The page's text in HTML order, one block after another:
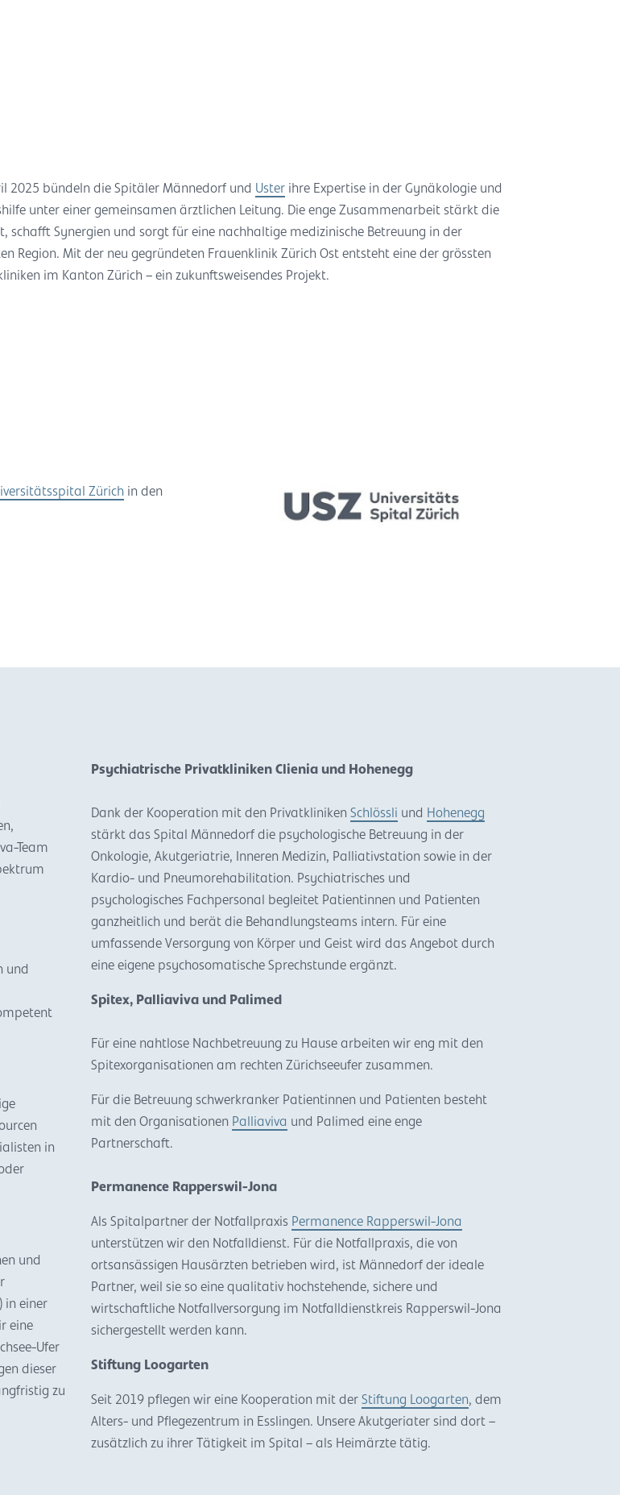
2025 bündeln die Spitäler Männedorf und Uster ihre Expertise in der Gynäkologie und
unter einer gemeinsamen ärztlichen Leitung. Die enge Zusammenarbeit stärkt die
schafft Synergien und sorgt für eine nachhaltige medizinische Betreuung in der
Region. Mit der neu gegründeten Frauenklinik Zürich Ost entsteht eine der grössten
im Kanton Zürich – ein zukunftsweisendes Projekt.
Zürich in den
Team
und
in
und
) in einer
eine
Ufer
dieser
zu
Psychiatrische Privatkliniken Clienia und Hohenegg
Dank der Kooperation mit den Privatkliniken Schlössli und Hohenegg
stärkt das Spital Männedorf die psychologische Betreuung in der
Onkologie, Akutgeriatrie, Inneren Medizin, Palliativstation sowie in der
Kardio- und Pneumorehabilitation. Psychiatrisches und
psychologisches Fachpersonal begleitet Patientinnen und Patienten
ganzheitlich und berät die Behandlungsteams intern. Für eine
umfassende Versorgung von Körper und Geist wird das Angebot durch
eine eigene psychosomatische Sprechstunde ergänzt.
Spitex, Palliaviva und Palimed
Für eine nahtlose Nachbetreuung zu Hause arbeiten wir eng mit den
Spitexorganisationen am rechten Zürichseeufer zusammen.
Für die Betreuung schwerkranker Patientinnen und Patienten besteht
mit den Organisationen Palliaviva und Palimed eine enge
Partnerschaft.
Permanence Rapperswil-Jona
Als Spitalpartner der Notfallpraxis Permanence Rapperswil-Jona
unterstützen wir den Notfalldienst. Für die Notfallpraxis, die von
ortsansässigen Hausärzten betrieben wird, ist Männedorf der ideale
Partner, weil sie so eine qualitativ hochstehende, sichere und
wirtschaftliche Notfallversorgung im Notfalldienstkreis Rapperswil-Jona
sichergestellt werden kann.
Stiftung Loogarten
Seit 2019 pflegen wir eine Kooperation mit der Stiftung Loogarten, dem
Alters- und Pflegezentrum in Esslingen. Unsere Akutgeriater sind dort –
zusätzlich zu ihrer Tätigkeit im Spital – als Heimärzte tätig.